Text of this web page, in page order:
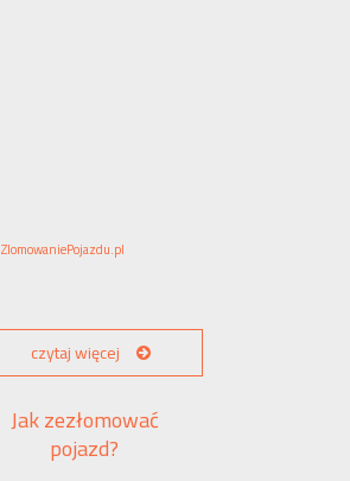
ZlomowaniePojazdu.pl
czytaj więcej
Jak zezłomować
pojazd?